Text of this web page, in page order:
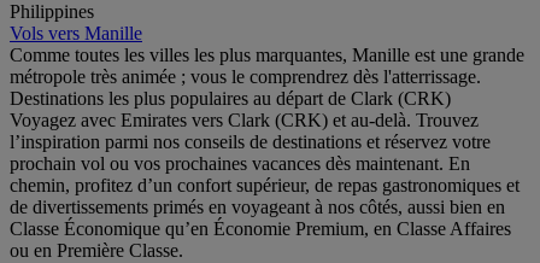
Philippines
Vols vers Manille
Comme toutes les villes les plus marquantes, Manille est une grande
métropole très animée ; vous le comprendrez dès l'atterrissage.
Destinations les plus populaires au départ de Clark (CRK)
Voyagez avec Emirates vers Clark (CRK) et au-delà. Trouvez
l’inspiration parmi nos conseils de destinations et réservez votre
prochain vol ou vos prochaines vacances dès maintenant. En
chemin, profitez d’un confort supérieur, de repas gastronomiques et
de divertissements primés en voyageant à nos côtés, aussi bien en
Classe Économique qu’en Économie Premium, en Classe Affaires
ou en Première Classe.